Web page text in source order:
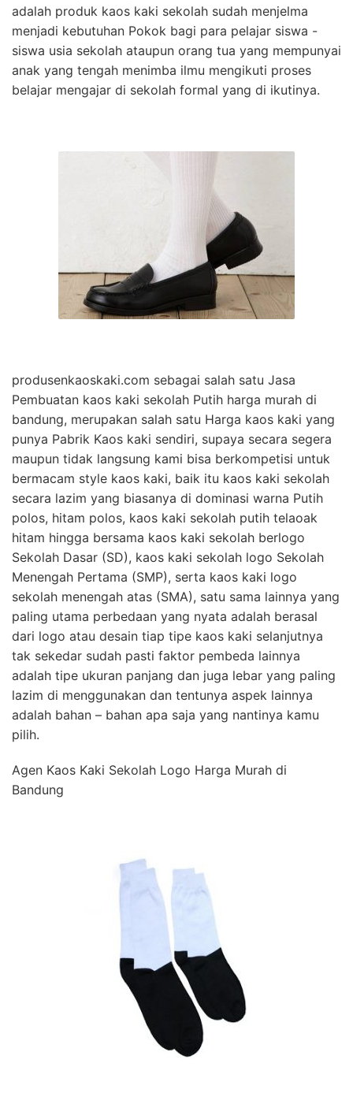
adalah produk kaos kaki sekolah sudah menjelma
menjadi kebutuhan Pokok bagi para pelajar siswa -
siswa usia sekolah ataupun orang tua yang mempunyai
anak yang tengah menimba ilmu mengikuti proses
belajar mengajar di sekolah formal yang di ikutinya.
produsenkaoskaki.com sebagai salah satu Jasa
Pembuatan kaos kaki sekolah Putih harga murah di
bandung, merupakan salah satu Harga kaos kaki yang
punya Pabrik Kaos kaki sendiri, supaya secara segera
maupun tidak langsung kami bisa berkompetisi untuk
bermacam style kaos kaki, baik itu kaos kaki sekolah
secara lazim yang biasanya di dominasi warna Putih
polos, hitam polos, kaos kaki sekolah putih telaoak
hitam hingga bersama kaos kaki sekolah berlogo
Sekolah Dasar (SD), kaos kaki sekolah logo Sekolah
Menengah Pertama (SMP), serta kaos kaki logo
sekolah menengah atas (SMA), satu sama lainnya yang
paling utama perbedaan yang nyata adalah berasal
dari logo atau desain tiap tipe kaos kaki selanjutnya
tak sekedar sudah pasti faktor pembeda lainnya
adalah tipe ukuran panjang dan juga lebar yang paling
lazim di menggunakan dan tentunya aspek lainnya
adalah bahan – bahan apa saja yang nantinya kamu
pilih.
Agen Kaos Kaki Sekolah Logo Harga Murah di
Bandung